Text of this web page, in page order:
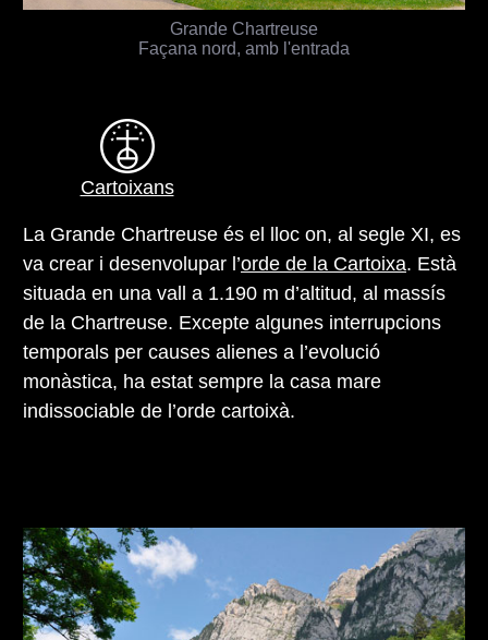
Grande Chartreuse
Façana nord, amb l'entrada
Cartoixans
La Grande Chartreuse és el lloc on, al segle XI, es
va crear i desenvolupar l’orde de la Cartoixa. Està
situada en una vall a 1.190 m d’altitud, al massís
de la Chartreuse. Excepte algunes interrupcions
temporals per causes alienes a l’evolució
monàstica, ha estat sempre la casa mare
indissociable de l’orde cartoixà.